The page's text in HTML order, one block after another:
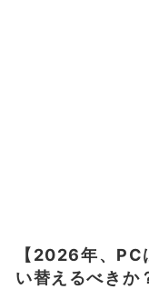
【2026年、PC
い替えるべきか